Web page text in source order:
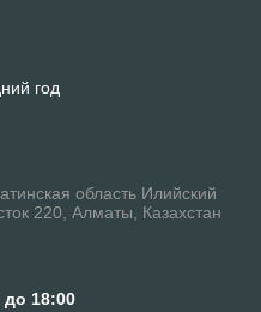
год
область Илийский
220, Алматы, Казахстан
до 18:00